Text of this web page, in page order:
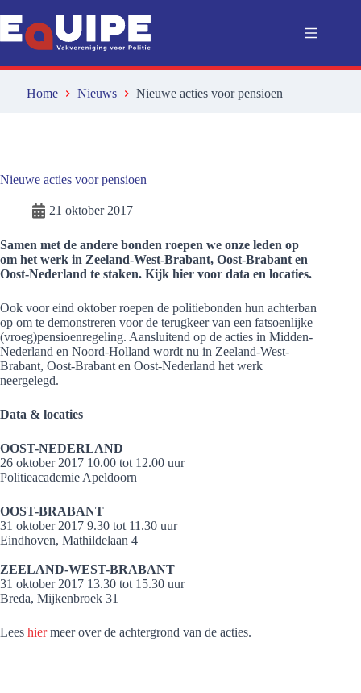
naar
de
inhoud
Home Nieuws Nieuwe acties voor pensioen
Nieuwe acties voor pensioen
21 oktober 2017
Samen met de andere bonden roepen we onze leden op
om het werk in Zeeland-West-Brabant, Oost-Brabant en
Oost-Nederland te staken. Kijk hier voor data en locaties.
Ook voor eind oktober roepen de politiebonden hun achterban
op om te demonstreren voor de terugkeer van een fatsoenlijke
(vroeg)pensioenregeling. Aansluitend op de acties in Midden-
Nederland en Noord-Holland wordt nu in Zeeland-West-
Brabant, Oost-Brabant en Oost-Nederland het werk
neergelegd.
Data & locaties
OOST-NEDERLAND
26 oktober 2017 10.00 tot 12.00 uur
Politieacademie Apeldoorn
OOST-BRABANT
31 oktober 2017 9.30 tot 11.30 uur
Eindhoven, Mathildelaan 4
ZEELAND-WEST-BRABANT
31 oktober 2017 13.30 tot 15.30 uur
Breda, Mijkenbroek 31
Lees hiermeer over de achtergrond van de acties.